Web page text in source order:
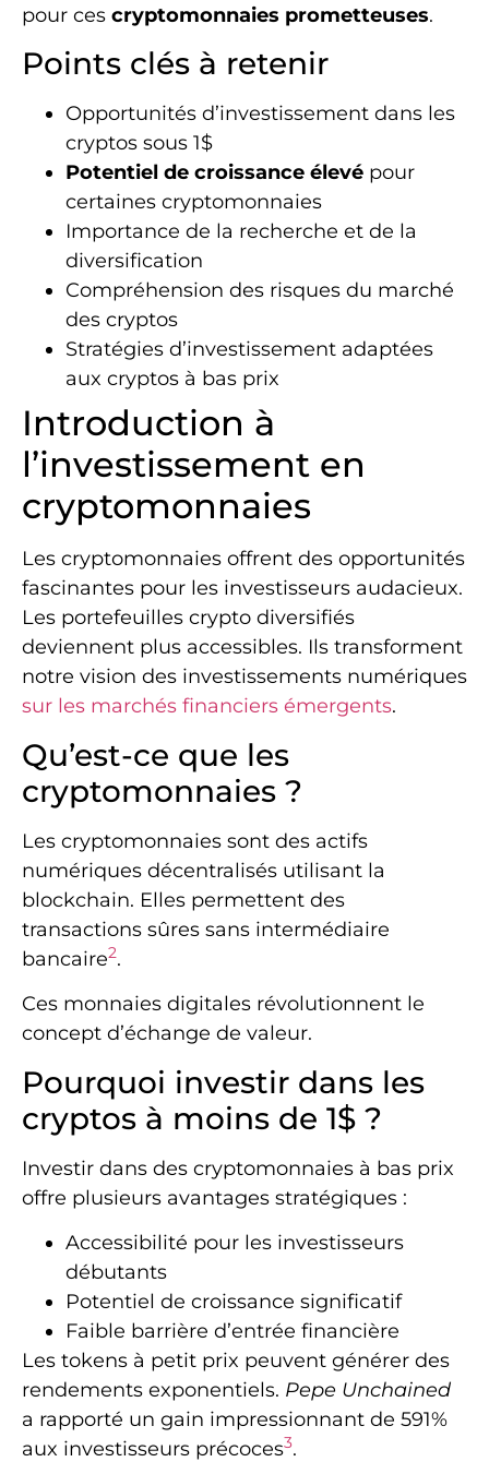
pour ces cryptomonnaies prometteuses.
Points clés à retenir
Opportunités d’investissement dans les
cryptos sous 1$
Potentiel de croissance élevé pour
certaines cryptomonnaies
Importance de la recherche et de la
diversification
Compréhension des risques du marché
des cryptos
Stratégies d’investissement adaptées
aux cryptos à bas prix
Introduction à
l’investissement en
cryptomonnaies
Les cryptomonnaies offrent des opportunités
fascinantes pour les investisseurs audacieux.
Les portefeuilles crypto diversifiés
deviennent plus accessibles. Ils transforment
notre vision des investissements numériques
sur les marchés financiers émergents.
Qu’est-ce que les
cryptomonnaies ?
Les cryptomonnaies sont des actifs
numériques décentralisés utilisant la
blockchain. Elles permettent des
transactions sûres sans intermédiaire
bancaire2.
Ces monnaies digitales révolutionnent le
concept d’échange de valeur.
Pourquoi investir dans les
cryptos à moins de 1$ ?
Investir dans des cryptomonnaies à bas prix
offre plusieurs avantages stratégiques :
Accessibilité pour les investisseurs
débutants
Potentiel de croissance significatif
Faible barrière d’entrée financière
Les tokens à petit prix peuvent générer des
rendements exponentiels. Pepe Unchained
a rapporté un gain impressionnant de 591%
aux investisseurs précoces3.